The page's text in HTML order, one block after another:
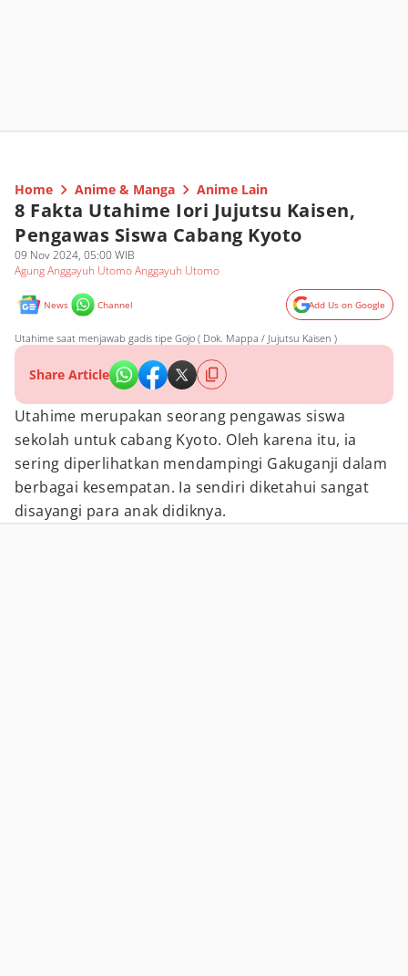
Home Anime & Manga Anime Lain
8 Fakta Utahime Iori Jujutsu Kaisen,
Pengawas Siswa Cabang Kyoto
09 Nov 2024, 05:00 WIB
Agung Anggayuh Utomo Anggayuh Utomo
News Channel Add Us on Google
Utahime saat menjawab gadis tipe Gojo ( Dok. Mappa / Jujutsu Kaisen )
Share Article
Utahime merupakan seorang pengawas siswa
sekolah untuk cabang Kyoto. Oleh karena itu, ia
sering diperlihatkan mendampingi Gakuganji dalam
berbagai kesempatan. Ia sendiri diketahui sangat
disayangi para anak didiknya.